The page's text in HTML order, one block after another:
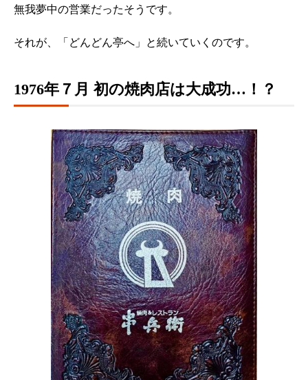
無我夢中の営業だったそうです。
それが、「どんどん亭へ」と続いていくのです。
1976年７月 初の焼肉店は大成功…！？